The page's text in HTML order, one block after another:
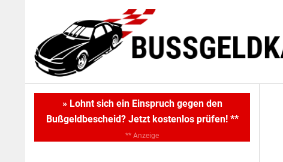
content
sidebar
Primary
Sidebar
» Lohnt sich ein Einspruch gegen den
Bußgeldbescheid? Jetzt kostenlos prüfen! **
** Anzeige